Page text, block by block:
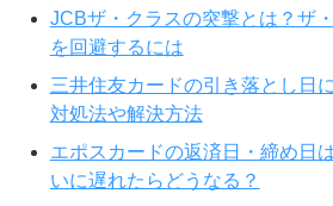
JCBザ・クラスの突撃とは？ザ
を回避するには
三井住友カードの引き落とし日
対処法や解決方法
エポスカードの返済日・締め日
いに遅れたらどうなる？